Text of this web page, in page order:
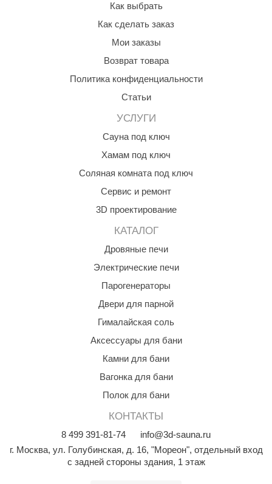
Как выбрать
Как сделать заказ
Мои заказы
Возврат товара
Политика конфиденциальности
Статьи
УСЛУГИ
Сауна под ключ
Хамам под ключ
Соляная комната под ключ
Сервис и ремонт
3D проектирование
КАТАЛОГ
Дровяные печи
Электрические печи
Парогенераторы
Двери для парной
Гималайская соль
Аксессуары для бани
Камни для бани
Вагонка для бани
Полок для бани
КОНТАКТЫ
8 499 391-81-74
info@3d-sauna.ru
г. Москва, ул. Голубинская, д. 16, "Мореон", отдельный вход
с задней стороны здания, 1 этаж